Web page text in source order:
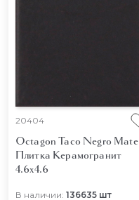
20404
Octagon Taco Negro Mate
Плитка Керамогранит
4.6x4.6
В наличии: 136635 шт